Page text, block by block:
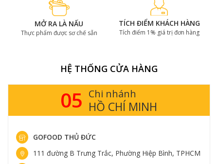
MỞ RA LÀ NẤU
Thực phẩm được sơ chế sẵn
TÍCH ĐIỂM KHÁCH HÀNG
Tích điểm 1% giá trị đơn hàng
HỆ THỐNG CỬA HÀNG
05 Chi nhánh
HỒ CHÍ MINH
GOFOOD THỦ ĐỨC
111 đường B Trưng Trắc, Phường Hiệp Bình, TPHCM